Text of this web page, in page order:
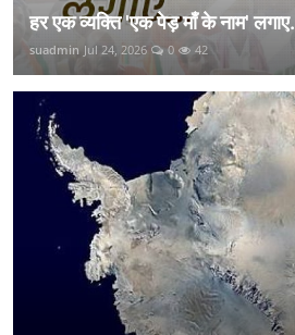
हर एक व्यक्ति 'एक पेड़ माँ के नाम' लगाए.
suadmin Jul 24, 2026 0 42